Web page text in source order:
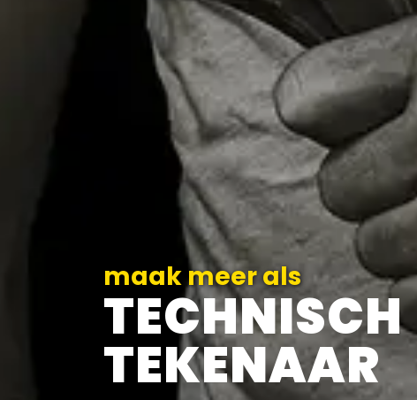
maak meer als
TECHNISCH
TEKENAAR